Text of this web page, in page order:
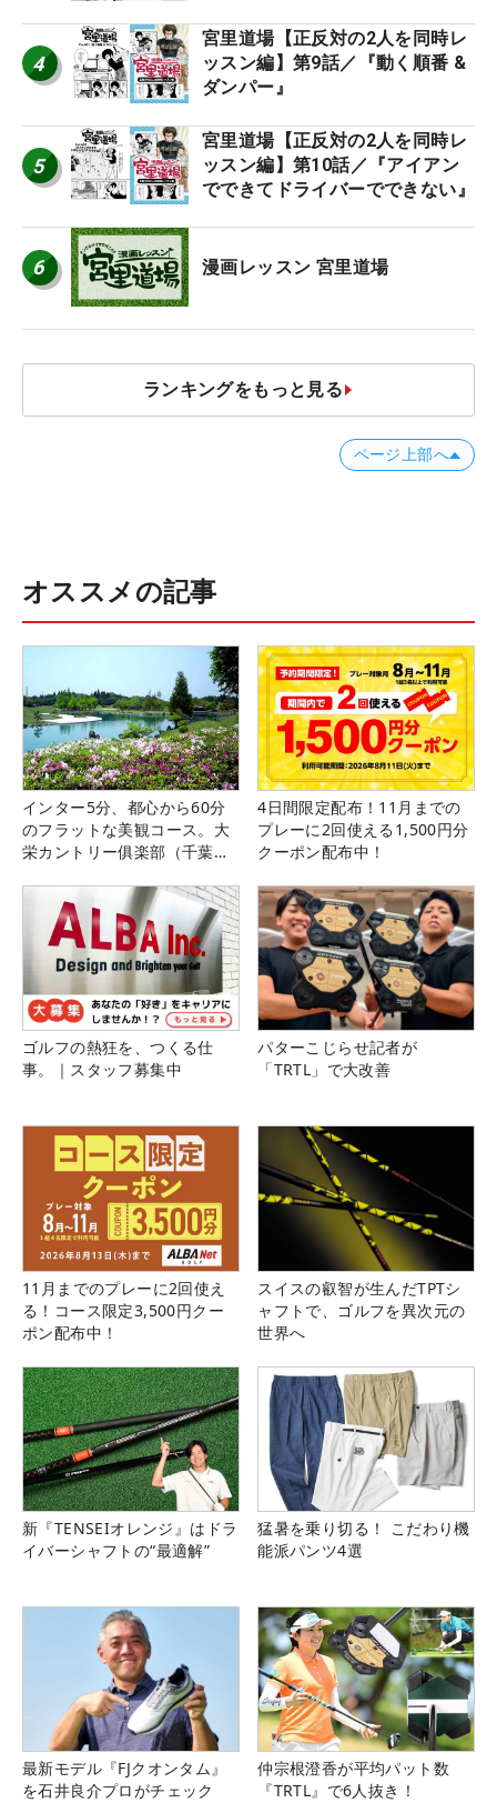
4
宮里道場【正反対の2人を同時レ
ッスン編】第9話／『動く順番 &
ダンパー』
5
宮里道場【正反対の2人を同時レ
ッスン編】第10話／『アイアン
でできてドライバーでできない』
6 漫画レッスン 宮里道場
ランキングをもっと見る
ページ上部へ
オススメの記事
インター5分、都心から60分
のフラットな美観コース。大
栄カントリー俱楽部（千葉
4日間限定配布！11月までの
プレーに2回使える1,500円分
クーポン配布中！
ゴルフの熱狂を、つくる仕
事。｜スタッフ募集中
パターこじらせ記者が
「TRTL」で大改善
11月までのプレーに2回使え
る！コース限定3,500円クー
ポン配布中！
スイスの叡智が生んだTPTシ
ャフトで、ゴルフを異次元の
世界へ
新『TENSEIオレンジ』はドラ
イバーシャフトの“最適解”
猛暑を乗り切る！ こだわり機
能派パンツ4選
最新モデル『FJクオンタム』
を石井良介プロがチェック
仲宗根澄香が平均パット数
『TRTL』で6人抜き！